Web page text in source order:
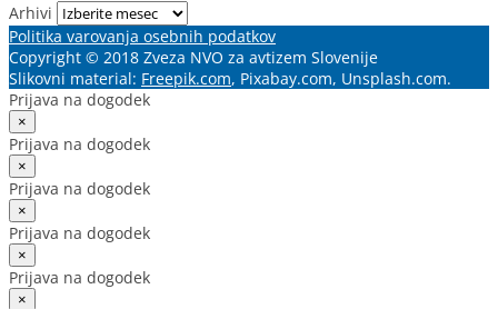
Arhivi
Politika varovanja osebnih podatkov
Copyright © 2018 Zveza NVO za avtizem Slovenije
Slikovni material: Freepik.com, Pixabay.com, Unsplash.com.
Prijava na dogodek
×
Prijava na dogodek
×
Prijava na dogodek
×
Prijava na dogodek
×
Prijava na dogodek
×